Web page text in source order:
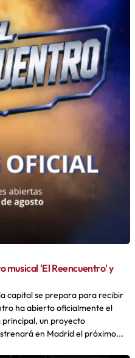
musical 'El Reencuentro' y
capital se prepara para recibir
ha abierto oficialmente el
principal, un proyecto
en Madrid el próximo...